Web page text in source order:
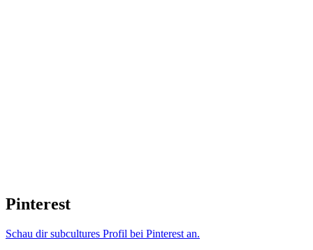
Pinterest
Schau dir subcultures Profil bei Pinterest an.